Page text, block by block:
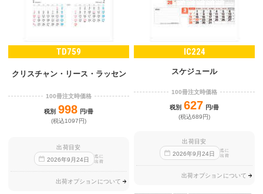
TD759
クリスチャン・リース・ラッセン
100冊注文時価格
税別 998 円/冊
(税込1097円)
出荷目安
2026年9 月24日
迄に
出荷
出荷オプションについて
IC224
スケジュール
100冊注文時価格
税別 627 円/冊
(税込689円)
出荷目安
2026年9 月24日
迄に
出荷
出荷オプションについて